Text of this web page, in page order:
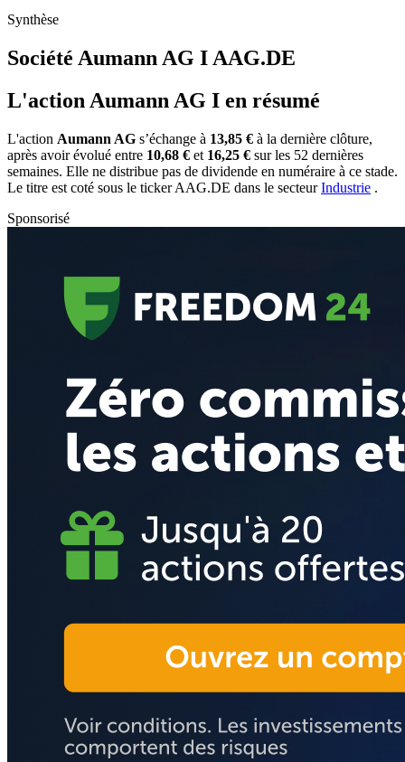
Synthèse
Société Aumann AG I AAG.DE
L'action Aumann AG I en résumé
L'action Aumann AG s’échange à 13,85 € à la dernière clôture,
après avoir évolué entre 10,68 € et 16,25 € sur les 52 dernières
semaines. Elle ne distribue pas de dividende en numéraire à ce stade.
Le titre est coté sous le tickerAAG.DE dans le secteurIndustrie .
Sponsorisé